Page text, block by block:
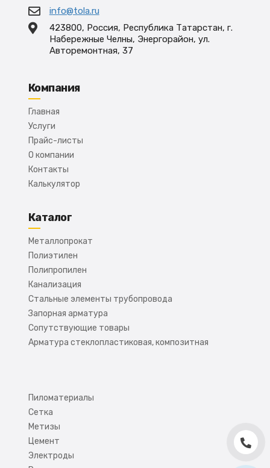
info@tola.ru
423800, Россия, Республика Татарстан, г.
Набережные Челны, Энергорайон, ул.
Авторемонтная, 37
Компания
Главная
Услуги
Прайс-листы
О компании
Контакты
Калькулятор
Каталог
Металлопрокат
Полиэтилен
Полипропилен
Канализация
Стальные элементы трубопровода
Запорная арматура
Сопутствующие товары
Арматура стеклопластиковая, композитная
Пиломатериалы
Сетка
Метизы
Цемент
Электроды